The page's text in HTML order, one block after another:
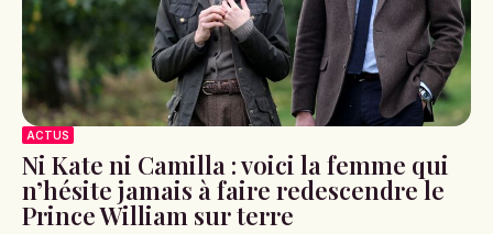
ACTUS
Ni Kate ni Camilla : voici la femme qui
n’hésite jamais à faire redescendre le
Prince William sur terre